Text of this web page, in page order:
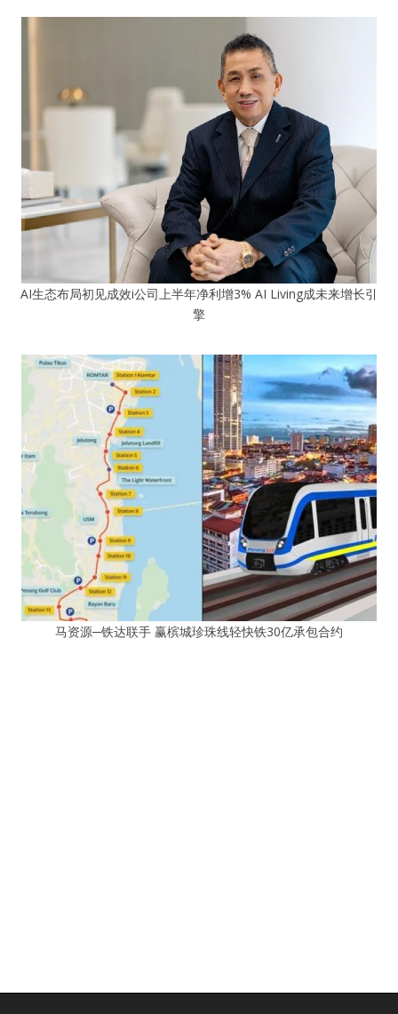
AI生态布局初见成效i公司上半年净利增3% AI Living成未来增长引
擎
马资源─铁达联手 赢槟城珍珠线轻快铁30亿承包合约